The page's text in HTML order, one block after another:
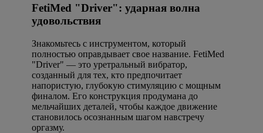
FetiMed "Driver": ударная волна
удовольствия
Знакомьтесь с инструментом, который
полностью оправдывает свое название. FetiMed
"Driver" — это уретральный вибратор,
созданный для тех, кто предпочитает
напористую, глубокую стимуляцию с мощным
финалом. Его конструкция продумана до
мельчайших деталей, чтобы каждое движение
становилось осознанным шагом навстречу
оргазму.